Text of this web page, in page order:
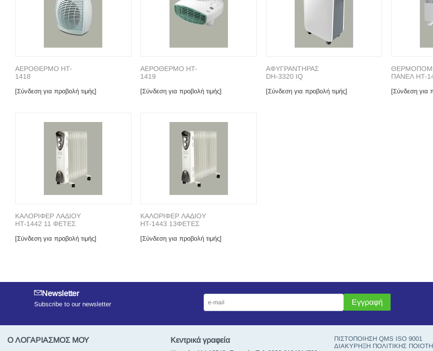
ΑΕΡΟΘΕΡΜΟ HT-
1418
[Σύνδεση για προβολή τιμής]
ΑΕΡΟΘΕΡΜΟ HT-
1419
[Σύνδεση για προβολή τιμής]
ΑΦΥΓΡΑΝΤΗΡΑΣ
DH-3320 IQ
[Σύνδεση για προβολή τιμής]
ΠΑΝΕΛ HT-
[Σύνδεση για
ΚΑΛΟΡΙΦΕΡ ΛΑΔΙΟΥ
HT-1442 11 ΦΕΤΕΣ
[Σύνδεση για προβολή τιμής]
ΚΑΛΟΡΙΦΕΡ ΛΑΔΙΟΥ
HT-1443 13ΦΕΤΕΣ
[Σύνδεση για προβολή τιμής]
Newsletter
Subscribe to our newsletter Εγγραφή
Ο ΛΟΓΑΡΙΑΣΜΟΣ ΜΟΥ Κεντρικά γραφεία
ΠΙΣΤΟΠΟΙΗΣΗ QMS ISO 9001
ΔΙΑΚΥΡΗΞΗ ΠΟΛΙΤΙΚΗΣ